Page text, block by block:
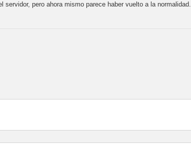
servidor, pero ahora mismo parece haber vuelto a la normalidad.